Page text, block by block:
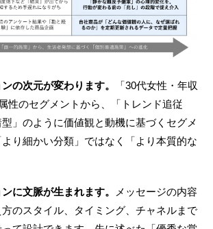
の次元が変わります。
「30代女性・年収
性のセグメントから、「トレンド追従
」のように価値観と動機に基づくセグメ
り細かい分類」ではなく「より本質的な
に文脈が生まれます。
メッセージの内容
のスタイル、タイミング、チャネルまで